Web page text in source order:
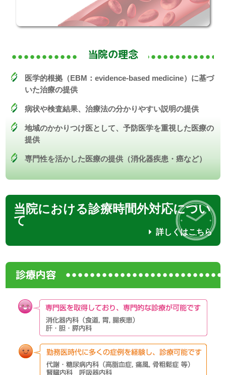
当院の理念
医学的根拠（EBM：evidence-based medicine）に基づ
いた治療の提供
病状や検査結果、治療法の分かりやすい説明の提供
地域のかかりつけ医として、予防医学を重視した医療の
提供
専門性を活かした医療の提供（消化器疾患・癌など）
当院における診療時間外対応につい
て
詳しくはこちら
診療内容